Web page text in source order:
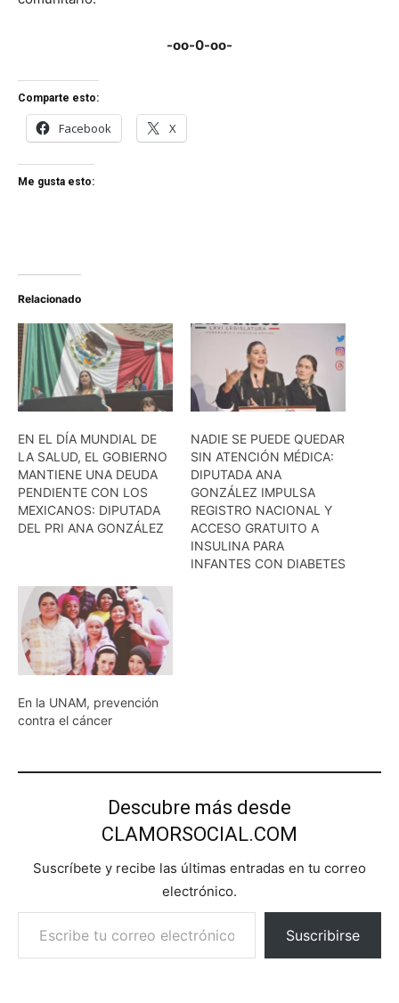
-oo-0-oo-
Comparte esto:
Facebook X
Me gusta esto:
Relacionado
EN EL DÍA MUNDIAL DE
LA SALUD, EL GOBIERNO
MANTIENE UNA DEUDA
PENDIENTE CON LOS
MEXICANOS: DIPUTADA
DEL PRI ANA GONZÁLEZ
NADIE SE PUEDE QUEDAR
SIN ATENCIÓN MÉDICA:
DIPUTADA ANA
GONZÁLEZ IMPULSA
REGISTRO NACIONAL Y
ACCESO GRATUITO A
INSULINA PARA
INFANTES CON DIABETES
En la UNAM, prevención
contra el cáncer
Descubre más desde
CLAMORSOCIAL.COM
Suscríbete y recibe las últimas entradas en tu correo
electrónico.
Escribe tu correo electrónico…
Suscribirse